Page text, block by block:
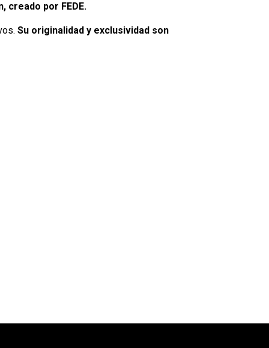
creado por FEDE.
Su originalidad y exclusividad son